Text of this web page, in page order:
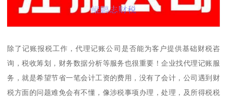
除了记账报税工作，代理记账公司是否能为客户提供基础财税咨
询，税收筹划，财务数据分析等服务也很重要！企业找代理记账服
务，就是希望节省一笔会计工资的费用，没有了会计，公司遇到财
税方面的问题难免会有不懂，像涉税事项办理，处理，及所得税税